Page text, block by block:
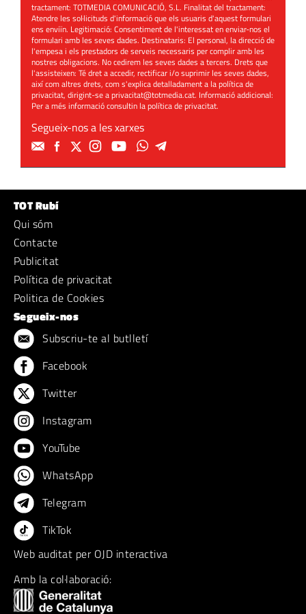
tractament: TOTMEDIA COMUNICACIÓ, S.L. Finalitat del tractament:
Atendre les sol·licituds d'informació que els usuaris d'aquest formulari
ens enviïn. Legitimació: Consentiment de l'interessat en enviar-nos el
formulari amb les seves dades. Destinataris: El personal, la direcció de
l'empesa i els prestadors de serveis necessaris per complir amb les
nostres obligacions. No cedirem les seves dades a tercers. Drets que
l'assisteixen: Té dret a accedir, rectificar i/o suprimir les seves dades,
així com altres drets, com s'explica detalladament a la política de
privacitat, dirigint-se aprivacitat@totmedia.cat. Informació addicional:
Per a més informació consultin lapolítica de privacitat.
Segueix-nos a les xarxes
TOT Rubí
Qui sóm
Contacte
Publicitat
Política de privacitat
Politica de Cookies
Segueix-nos
Subscriu-te al butlletí
Facebook
Twitter
Instagram
YouTube
WhatsApp
Telegram
TikTok
Web auditat per OJD interactiva
Amb la col·laboració: